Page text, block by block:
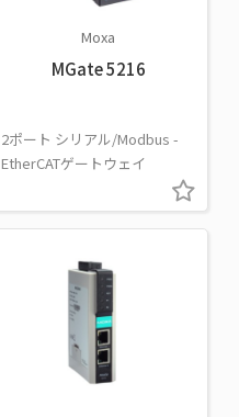
Moxa
MGate 5216
2ポート シリアル/Modbus -
EtherCATゲートウェイ